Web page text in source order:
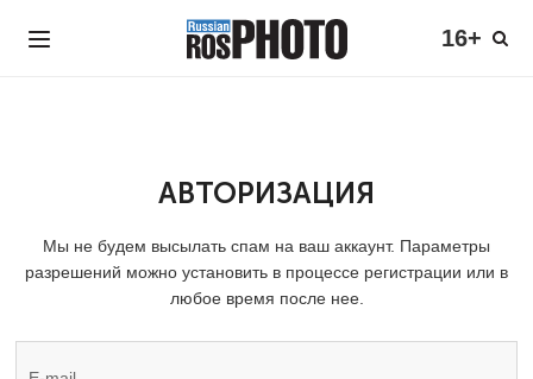
16+
АВТОРИЗАЦИЯ
Мы не будем высылать спам на ваш аккаунт. Параметры
разрешений можно установить в процессе регистрации или в
любое время после нее.